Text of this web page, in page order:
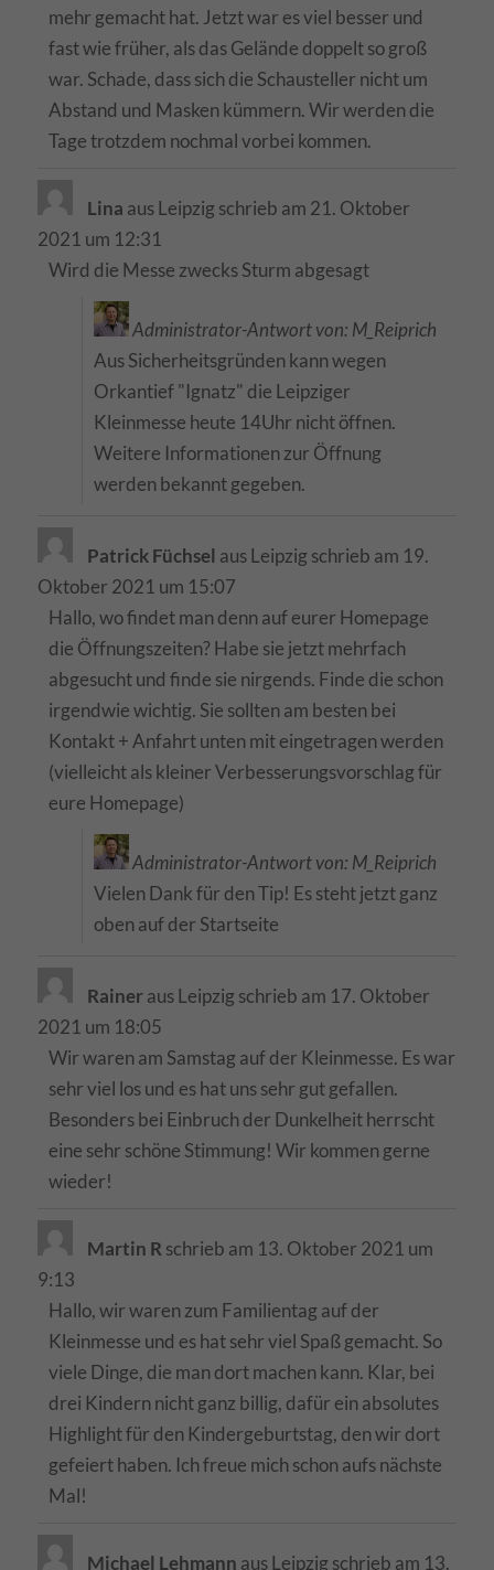
mehr gemacht hat. Jetzt war es viel besser und
fast wie früher, als das Gelände doppelt so groß
war. Schade, dass sich die Schausteller nicht um
Abstand und Masken kümmern. Wir werden die
Tage trotzdem nochmal vorbei kommen.
Lina aus Leipzig schrieb am 21. Oktober
2021 um 12:31
Wird die Messe zwecks Sturm abgesagt
Administrator-Antwort von: M_Reiprich
Aus Sicherheitsgründen kann wegen
Orkantief "Ignatz" die Leipziger
Kleinmesse heute 14Uhr nicht öffnen.
Weitere Informationen zur Öffnung
werden bekannt gegeben.
Patrick Füchsel aus Leipzig schrieb am 19.
Oktober 2021 um 15:07
Hallo, wo findet man denn auf eurer Homepage
die Öffnungszeiten? Habe sie jetzt mehrfach
abgesucht und finde sie nirgends. Finde die schon
irgendwie wichtig. Sie sollten am besten bei
Kontakt + Anfahrt unten mit eingetragen werden
(vielleicht als kleiner Verbesserungsvorschlag für
eure Homepage)
Administrator-Antwort von: M_Reiprich
Vielen Dank für den Tip! Es steht jetzt ganz
oben auf der Startseite
Raineraus Leipzig schrieb am 17. Oktober
2021 um 18:05
Wir waren am Samstag auf der Kleinmesse. Es war
sehr viel los und es hat uns sehr gut gefallen.
Besonders bei Einbruch der Dunkelheit herrscht
eine sehr schöne Stimmung! Wir kommen gerne
wieder!
Martin R schrieb am 13. Oktober 2021 um
9:13
Hallo, wir waren zum Familientag auf der
Kleinmesse und es hat sehr viel Spaß gemacht. So
viele Dinge, die man dort machen kann. Klar, bei
drei Kindern nicht ganz billig, dafür ein absolutes
Highlight für den Kindergeburtstag, den wir dort
gefeiert haben. Ich freue mich schon aufs nächste
Mal!
Michael Lehmann aus Leipzig schrieb am 13.